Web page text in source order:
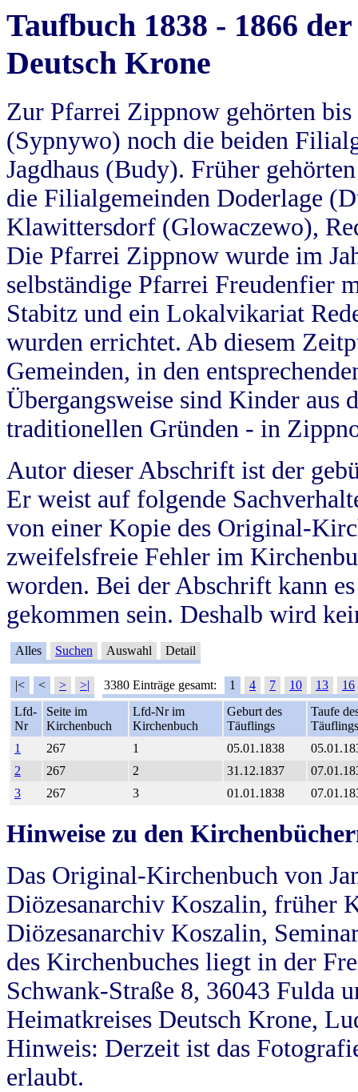
Taufbuch 1838 - 1866
Deutsch Krone
Zur Pfarrei Zippnow gehörten
(Sypnywo) noch die beiden
Jagdhaus (Budy). Früher
die Filialgemeinden Doderlage
Klawittersdorf (Glowaczewo),
Die Pfarrei Zippnow wurde im
selbständige Pfarrei Freudenfier
Stabitz und ein Lokalvikariat
wurden errichtet. Ab diesem
Gemeinden, in den
Übergangsweise sind Kinder aus
traditionellen Gründen - in
Autor dieser Abschrift ist der
Er weist auf folgende
von einer Kopie des Original-
zweifelsfreie Fehler im
worden. Bei der Abschrift kann
gekommen sein. Deshalb wird
Alles Suchen Auswahl Detail
|< < > >| 3380 Einträge gesamt: 1 4 7 10 13
16
Lfd-
Nr
Seite im
Kirchenbuch
Lfd-Nr im
Kirchenbuch
Geburt des
Täuflings
Taufe
Täuflings
1
267 1 05.01.1838
2
267 2 31.12.1837
3
267 3 01.01.1838
Hinweise zu den
Das Original-Kirchenbuch von
Diözesanarchiv Koszalin, früher
Diözesanarchiv Koszalin,
des Kirchenbuches liegt in der
Schwank-Straße 8, 36043 Fulda
Heimatkreises Deutsch Krone,
Hinweis: Derzeit ist das
erlaubt.